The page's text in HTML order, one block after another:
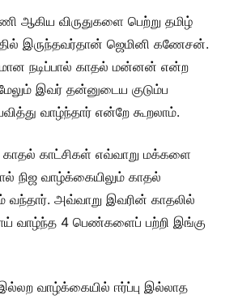
ஆகிய விருதுகளை பெற்று தமிழ்
இருந்தவர்தான் ஜெமினி கணேசன்.
நடிப்பால் காதல் மன்னன் என்ற
இவர் தன்னுடைய குடும்ப
வாழ்ந்தார் என்றே கூறலாம்.
காட்சிகள் எவ்வாறு மக்களை
நிஜ வாழ்க்கையிலும் காதல்
அவ்வாறு இவரின் காதலில்
வாழ்ந்த 4 பெண்களைப் பற்றி இங்கு
வாழ்க்கையில் ஈர்ப்பு இல்லாத